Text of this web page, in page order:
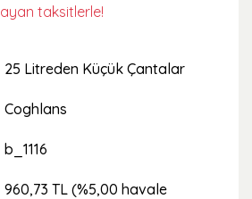
taksitlerle!
25 Litreden Küçük Çantalar
Coghlans
b_1116
960,73 TL (%5,00 havale